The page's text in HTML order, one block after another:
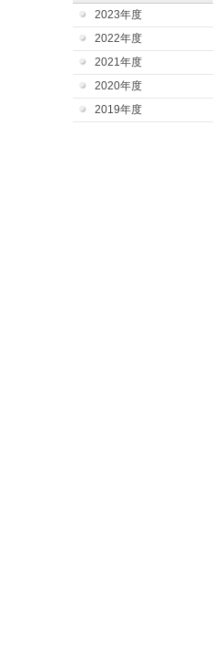
2023年度
2022年度
2021年度
2020年度
2019年度